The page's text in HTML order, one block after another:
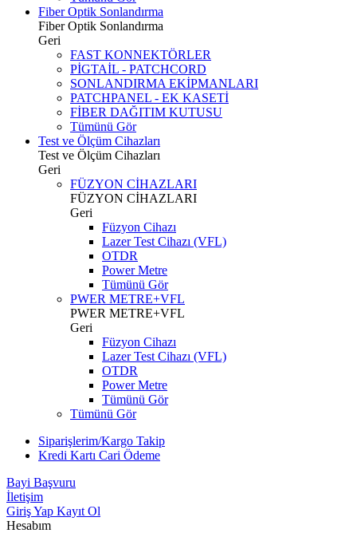
Fiber Optik Sonlandırma
Fiber Optik Sonlandırma
Geri
FAST KONNEKTÖRLER
PİGTAİL - PATCHCORD
SONLANDIRMA EKİPMANLARI
PATCHPANEL - EK KASETİ
FİBER DAĞITIM KUTUSU
Tümünü Gör
Test ve Ölçüm Cihazları
Test ve Ölçüm Cihazları
Geri
FÜZYON CİHAZLARI
FÜZYON CİHAZLARI
Geri
Füzyon Cihazı
Lazer Test Cihazı (VFL)
OTDR
Power Metre
Tümünü Gör
PWER METRE+VFL
PWER METRE+VFL
Geri
Füzyon Cihazı
Lazer Test Cihazı (VFL)
OTDR
Power Metre
Tümünü Gör
Tümünü Gör
Siparişlerim/Kargo Takip
Kredi Kartı Cari Ödeme
Bayi Başvuru
İletişim
Giriş Yap Kayıt Ol
Hesabım